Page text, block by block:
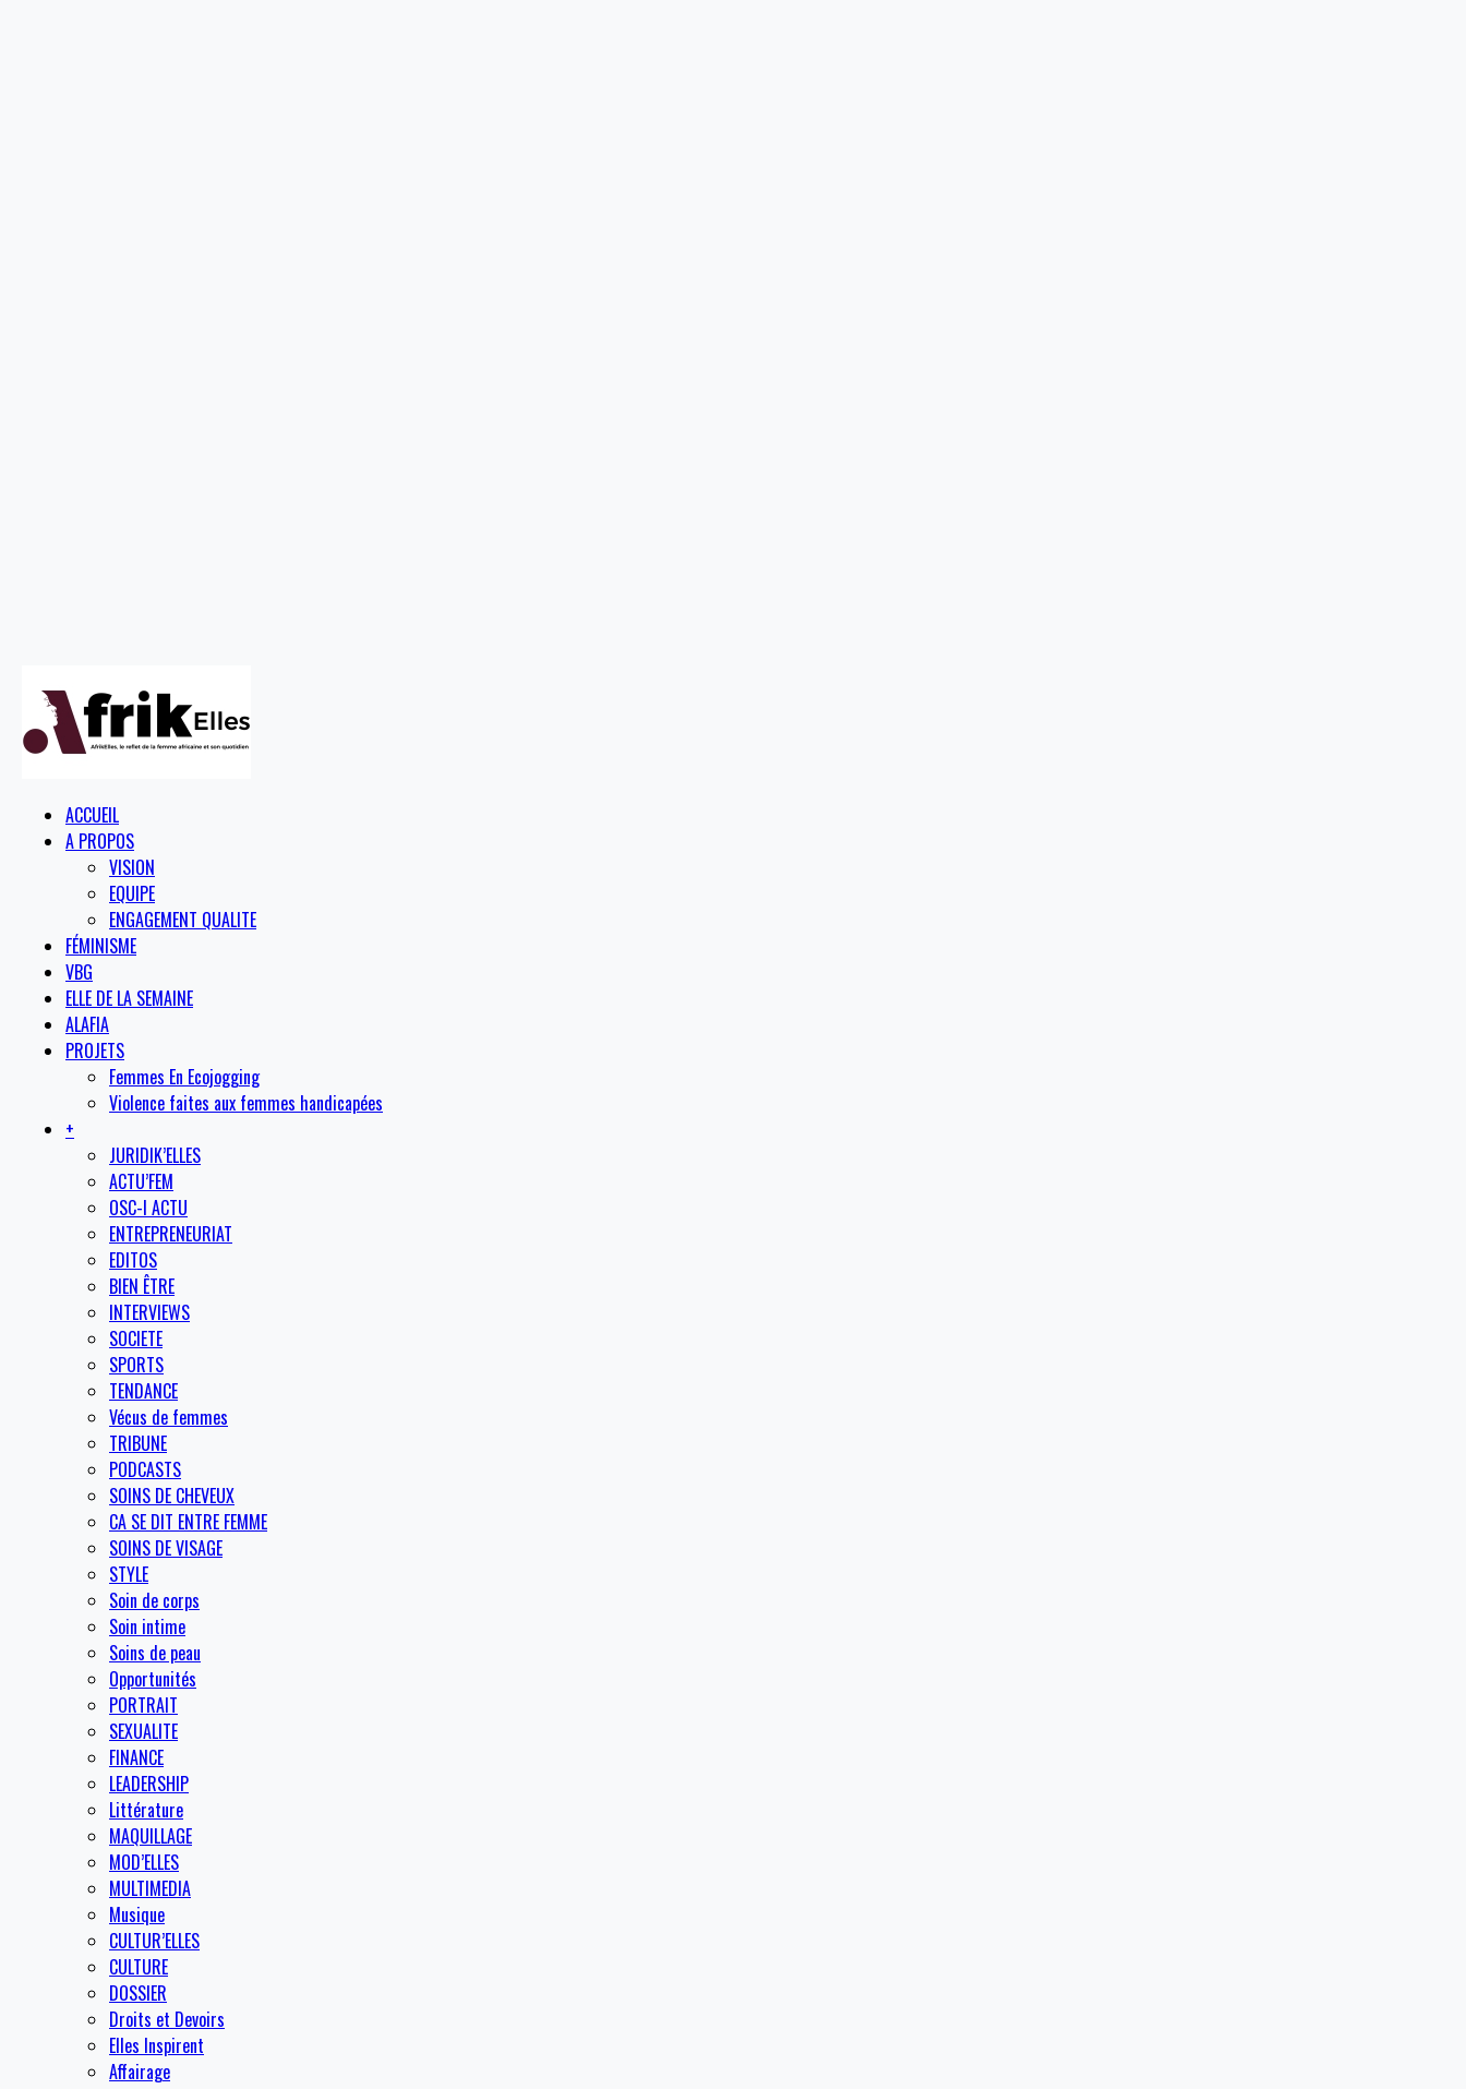
ACCUEIL
A PROPOS
VISION
EQUIPE
ENGAGEMENT QUALITE
FÉMINISME
VBG
ELLE DE LA SEMAINE
ALAFIA
PROJETS
Femmes En Ecojogging
Violence faites aux femmes handicapées
+
JURIDIK’ELLES
ACTU’FEM
OSC-I ACTU
ENTREPRENEURIAT
EDITOS
BIEN ÊTRE
INTERVIEWS
SOCIETE
SPORTS
TENDANCE
Vécus de femmes
TRIBUNE
PODCASTS
SOINS DE CHEVEUX
CA SE DIT ENTRE FEMME
SOINS DE VISAGE
STYLE
Soin de corps
Soin intime
Soins de peau
Opportunités
PORTRAIT
SEXUALITE
FINANCE
LEADERSHIP
Littérature
MAQUILLAGE
MOD’ELLES
MULTIMEDIA
Musique
CULTUR’ELLES
CULTURE
DOSSIER
Droits et Devoirs
Elles Inspirent
Affairage